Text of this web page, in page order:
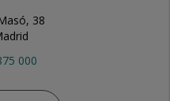
38
000